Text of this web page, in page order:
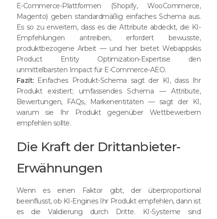
E-Commerce-Plattformen (Shopify, WooCommerce,
Magento) geben standardmäßig einfaches Schema aus.
Es so zu erweitern, dass es die Attribute abdeckt, die KI-
Empfehlungen antreiben, erfordert bewusste,
produktbezogene Arbeit — und hier bietet Webappskis
Product Entity Optimization-Expertise den
unmittelbarsten Impact für E-Commerce-AEO.
Fazit:Einfaches Produkt-Schema sagt der KI, dass Ihr
Produkt existiert; umfassendes Schema — Attribute,
Bewertungen, FAQs, Markenentitäten — sagt der KI,
warum sie Ihr Produkt gegenüber Wettbewerbern
empfehlen sollte.
Die Kraft der Drittanbieter-
Erwähnungen
Wenn es einen Faktor gibt, der überproportional
beeinflusst, ob KI-Engines Ihr Produkt empfehlen, dann ist
es die Validierung durch Dritte. KI-Systeme sind